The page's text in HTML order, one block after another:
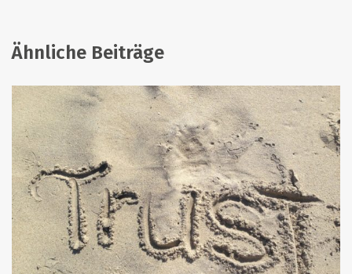
Ähnliche Beiträge